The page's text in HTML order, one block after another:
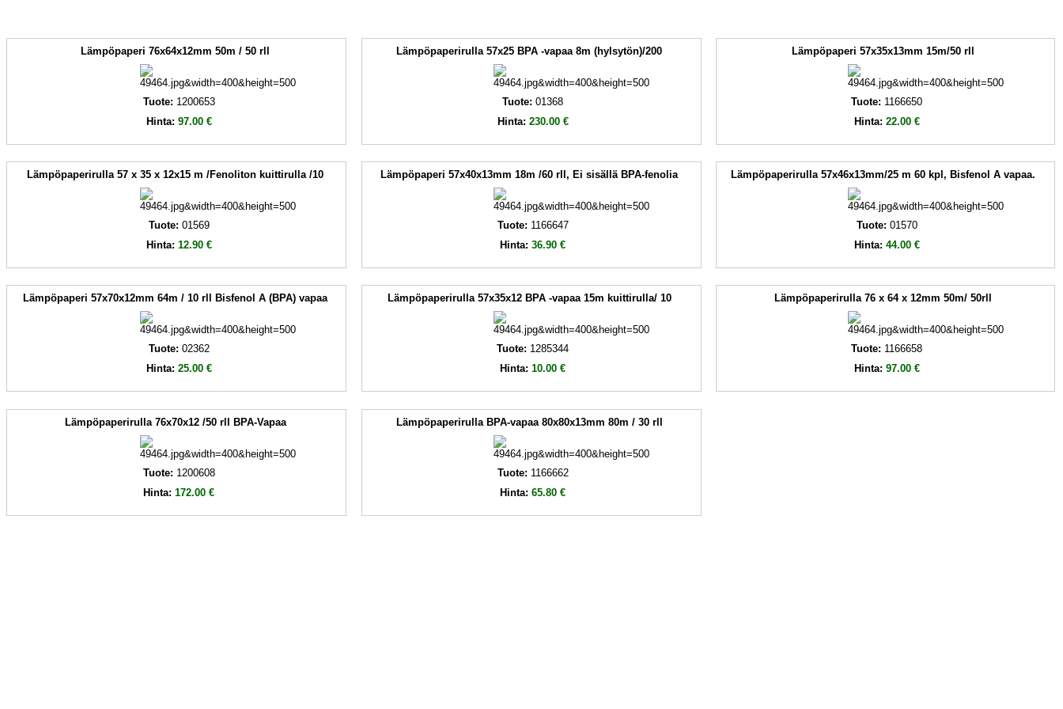
Lämpöpaperi 76x64x12mm 50m / 50 rll
Tuote: 1200653
Hinta: 97.00 €
Lämpöpaperirulla 57x25 BPA -vapaa 8m (hylsytön)/200
Tuote:01368
Hinta: 230.00 €
Lämpöpaperi 57x35x13mm 15m/50 rll
Tuote: 1166650
Hinta: 22.00 €
Lämpöpaperirulla 57 x 35 x 12x15 m /Fenoliton kuittirulla /10
Tuote: 01569
Hinta: 12.90 €
Lämpöpaperi 57x40x13mm 18m /60 rll, Ei sisällä BPA-fenolia
Tuote: 1166647
Hinta:36.90 €
Lämpöpaperirulla 57x46x13mm/25 m 60 kpl, Bisfenol A vapaa.
Tuote: 01570
Hinta: 44.00 €
Lämpöpaperi 57x70x12mm 64m / 10 rll Bisfenol A (BPA) vapaa
Tuote: 02362
Hinta: 25.00 €
Lämpöpaperirulla 57x35x12 BPA -vapaa 15m kuittirulla/ 10
Tuote: 1285344
Hinta:10.00 €
Lämpöpaperirulla 76 x 64 x 12mm 50m/ 50rll
Tuote: 1166658
Hinta: 97.00 €
Lämpöpaperirulla 76x70x12 /50 rll BPA-Vapaa
Tuote: 1200608
Hinta:172.00 €
Lämpöpaperirulla BPA-vapaa 80x80x13mm 80m / 30 rll
Tuote: 1166662
Hinta:65.80 €